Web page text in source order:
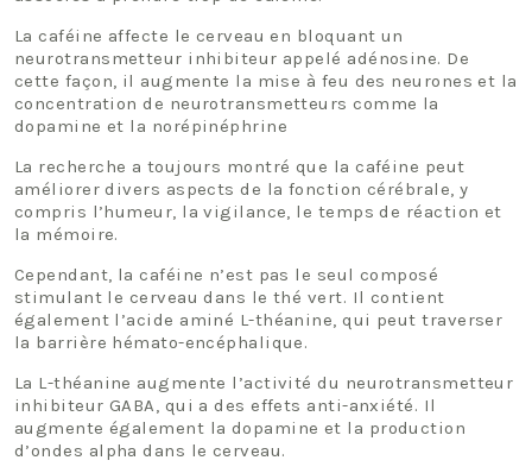
La caféine affecte le cerveau en bloquant un
neurotransmetteur inhibiteur appelé adénosine. De
cette façon, il augmente la mise à feu des neurones et la
concentration de neurotransmetteurs comme la
dopamine et la norépinéphrine
La recherche a toujours montré que la caféine peut
améliorer divers aspects de la fonction cérébrale, y
compris l’humeur, la vigilance, le temps de réaction et
la mémoire.
Cependant, la caféine n’est pas le seul composé
stimulant le cerveau dans le thé vert. Il contient
également l’acide aminé L-théanine, qui peut traverser
la barrière hémato-encéphalique.
La L-théanine augmente l’activité du neurotransmetteur
inhibiteur GABA, qui a des effets anti-anxiété. Il
augmente également la dopamine et la production
d’ondes alpha dans le cerveau.